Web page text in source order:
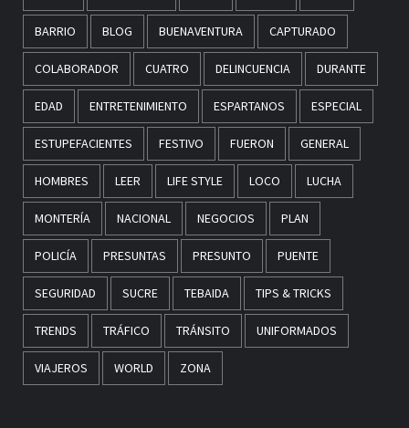
BARRIO BLOG BUENAVENTURA CAPTURADO
COLABORADOR CUATRO DELINCUENCIA DURANTE
EDAD ENTRETENIMIENTO ESPARTANOS ESPECIAL
ESTUPEFACIENTES FESTIVO FUERON GENERAL
HOMBRES LEER LIFE STYLE LOCO LUCHA
MONTERÍA NACIONAL NEGOCIOS PLAN
POLICÍA PRESUNTAS PRESUNTO PUENTE
SEGURIDAD SUCRE TEBAIDA TIPS & TRICKS
TRENDS TRÁFICO TRÁNSITO UNIFORMADOS
VIAJEROS WORLD ZONA